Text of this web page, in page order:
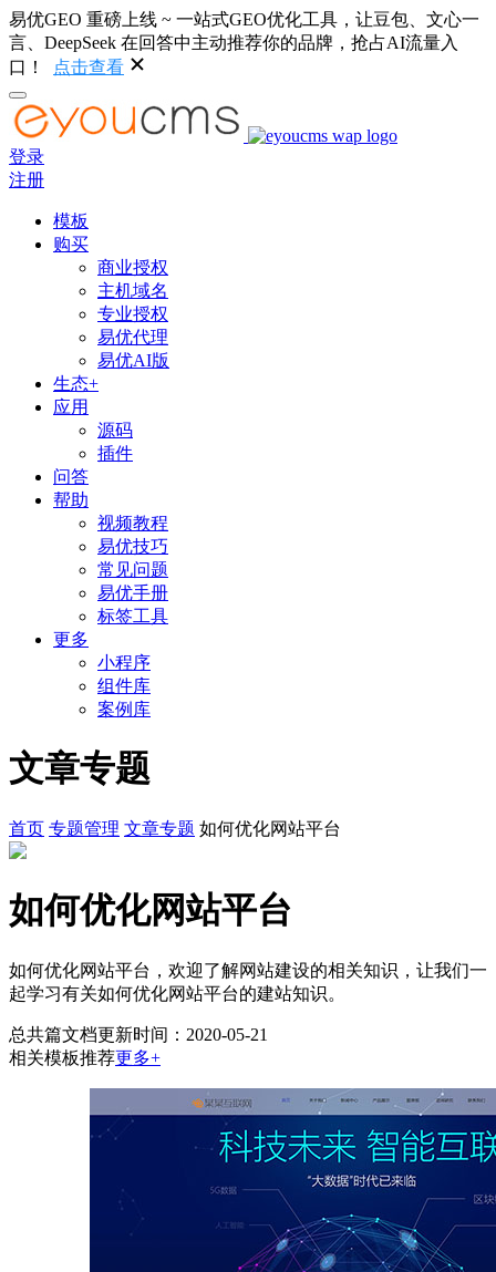
易优GEO 重磅上线 ~ 一站式GEO优化工具，让豆包、文心一
言、DeepSeek 在回答中主动推荐你的品牌，抢占AI流量入
口！
点击查看
登录
注册
模板
购买
商业授权
主机域名
专业授权
易优代理
易优AI版
生态+
应用
源码
插件
问答
帮助
视频教程
易优技巧
常见问题
易优手册
标签工具
更多
小程序
组件库
案例库
文章专题
首页 专题管理 文章专题 如何优化网站平台
如何优化网站平台
如何优化网站平台，欢迎了解网站建设的相关知识，让我们一
起学习有关如何优化网站平台的建站知识。
总共篇文档更新时间：2020-05-21
相关模板推荐更多+